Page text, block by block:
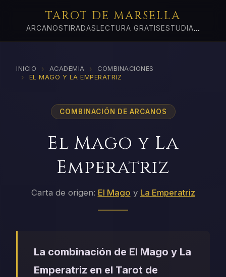
TAROT DE MARSELLA
ARCANOSTIRADAS LECTURA GRATIS ESTUDIA...
INICIO › ACADEMIA › COMBINACIONES
› EL MAGO Y LA EMPERATRIZ
COMBINACIÓN DE ARCANOS
El Mago y La
Emperatriz
Carta de origen: El Mago y La Emperatriz
La combinación de El Mago y La
Emperatriz en el Tarot de